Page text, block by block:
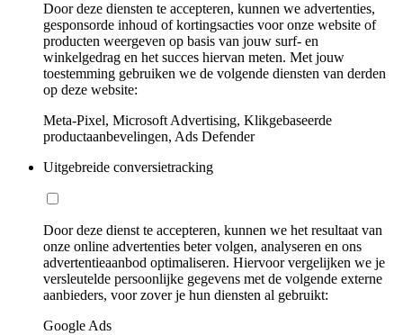
Door deze diensten te accepteren, kunnen we advertenties,
gesponsorde inhoud of kortingsacties voor onze website of
producten weergeven op basis van jouw surf- en
winkelgedrag en het succes hiervan meten. Met jouw
toestemming gebruiken we de volgende diensten van derden
op deze website:
Meta-Pixel, Microsoft Advertising, Klikgebaseerde
productaanbevelingen, Ads Defender
Uitgebreide conversietracking
Door deze dienst te accepteren, kunnen we het resultaat van
onze online advertenties beter volgen, analyseren en ons
advertentieaanbod optimaliseren. Hiervoor vergelijken we je
versleutelde persoonlijke gegevens met de volgende externe
aanbieders, voor zover je hun diensten al gebruikt:
Google Ads